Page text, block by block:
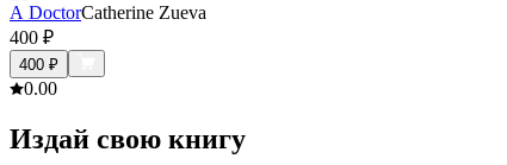
A DoctorCatherine Zueva
400 ₽
400 ₽
0.00
Издай свою книгу